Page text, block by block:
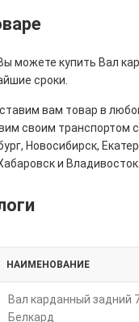
можете купить Вал
сроки.
вам товар в
своим транспортом
Новосибирск,
и Владивосток.
НАИМЕНОВАНИЕ
Вал карданный задний
Белкард